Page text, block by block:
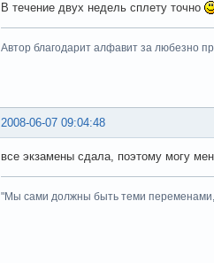
В течение двух недель сплету точно
Автор благодарит алфавит за любезно
2008-06-07 09:04:48
все экзамены сдала, поэтому могу
"Мы сами должны быть теми переменами,